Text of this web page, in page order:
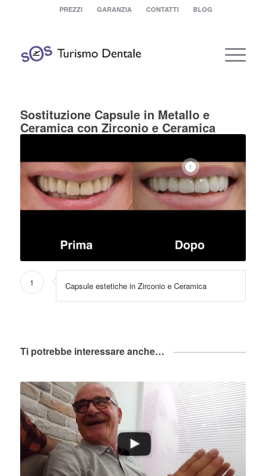
PREZZI GARANZIA CONTATTI BLOG
Sostituzione Capsule in Metallo e
Ceramica con Zirconio e Ceramica
1
1 Capsule estetiche in Zirconio e Ceramica
Ti potrebbe interessare anche…